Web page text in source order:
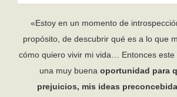
«Estoy en un momento de
propósito, de descubrir qué es a lo que
cómo quiero vivir mi vida… Entonces
una muy buena oportunidad para
prejuicios, mis ideas